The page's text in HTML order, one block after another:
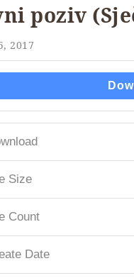
poziv
2017
Size
Count
Date